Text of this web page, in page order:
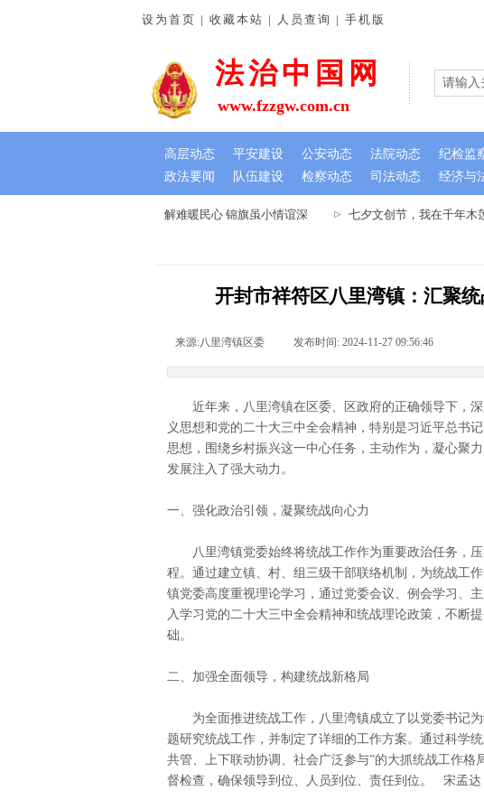
河南通许法院：排忧解难暖民心 锦旗虽小情谊深 七夕文创节，我在千年木
法治中国网
政法要闻 队伍建设 检察动态 司法动态 经济与
设为首页 | 收藏本站 | 人员查询 | 手机版
www.fzzgw.com.cn
高层动态 平安建设 公安动态 法院动态 纪检监
开封市祥符区八里湾镇：汇聚
来源:八里湾镇区委 发布时间: 2024-11-27 09:56:46
近年来，八里湾镇在区委、区政府的正确领导下，
义思想和党的二十大三中全会精神，特别是习近平总书
思想，围绕乡村振兴这一中心任务，主动作为，凝心聚
发展注入了强大动力。
一、强化政治引领，凝聚统战向心力
八里湾镇党委始终将统战工作作为重要政治任务，
程。通过建立镇、村、组三级干部联络机制，为统战工
镇党委高度重视理论学习，通过党委会议、例会学习、
入学习党的二十大三中全会精神和统战理论政策，不断
础。
二、加强全面领导，构建统战新格局
为全面推进统战工作，八里湾镇成立了以党委书记
题研究统战工作，并制定了详细的工作方案。通过科学
共管、上下联动协调、社会广泛参与”的大抓统战工作格
督检查，确保领导到位、人员到位、责任到位。 宋孟达